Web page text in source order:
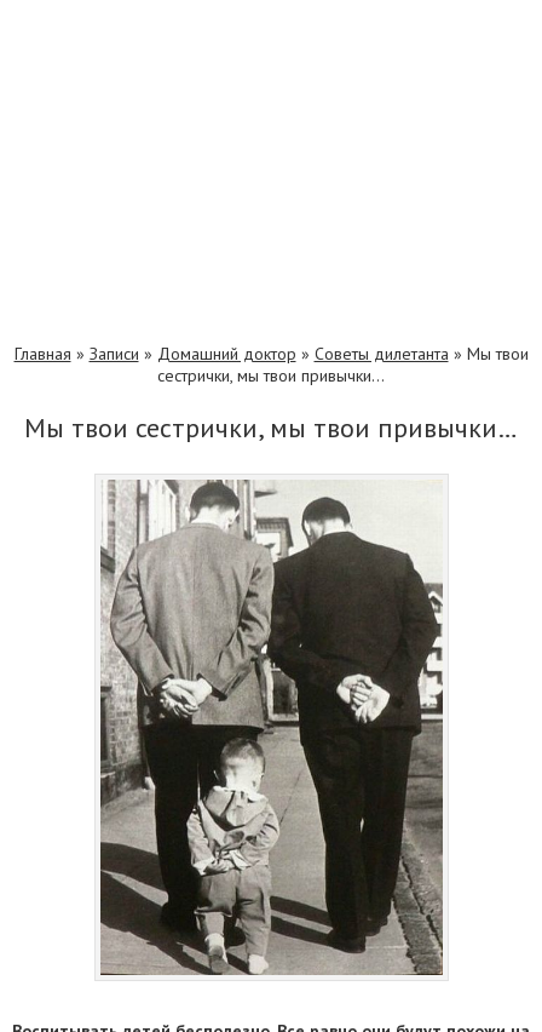
Главная » Записи » Домашний доктор » Советы дилетанта » Мы твои
сестрички, мы твои привычки…
Мы твои сестрички, мы твои привычки…